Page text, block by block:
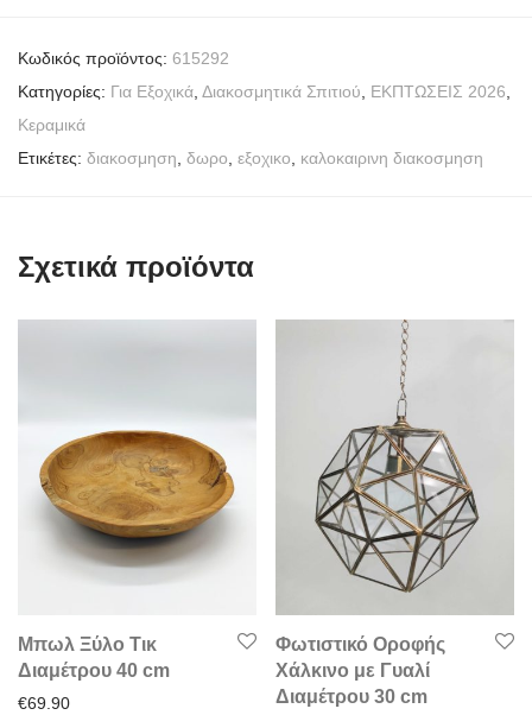
Κωδικός προϊόντος: 615292
Κατηγορίες: Για Εξοχικά Διακοσμητικά Σπιτιού ΕΚΠΤΩΣΕΙΣ 2026
Κεραμικά
Ετικέτες: διακοσμηση δωρο εξοχικο καλοκαιρινη διακοσμηση
Σχετικά προϊόντα
Μπωλ Ξύλο Τικ
Διαμέτρου 40 cm
€69.90
Φωτιστικό Οροφής
Χάλκινο με Γυαλί
Διαμέτρου 30 cm